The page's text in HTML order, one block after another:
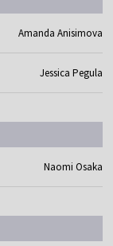
Amanda Anisimova
Jessica Pegula
Naomi Osaka